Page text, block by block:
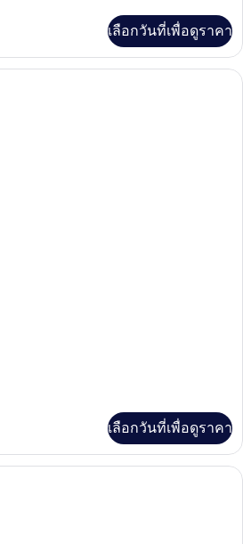
เลือกวันที่เพื่อดูราคา
เลือกวันที่เพื่อดูราคา